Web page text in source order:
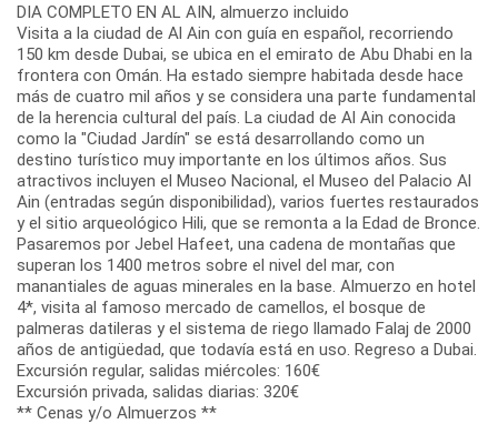
DIA COMPLETO EN AL AIN, almuerzo incluido
Visita a la ciudad de Al Ain con guía en español, recorriendo
150 km desde Dubai, se ubica en el emirato de Abu Dhabi en la
frontera con Omán. Ha estado siempre habitada desde hace
más de cuatro mil años y se considera una parte fundamental
de la herencia cultural del país. La ciudad de Al Ain conocida
como la "Ciudad Jardín" se está desarrollando como un
destino turístico muy importante en los últimos años. Sus
atractivos incluyen el Museo Nacional, el Museo del Palacio Al
Ain (entradas según disponibilidad), varios fuertes restaurados
y el sitio arqueológico Hili, que se remonta a la Edad de Bronce.
Pasaremos por Jebel Hafeet, una cadena de montañas que
superan los 1400 metros sobre el nivel del mar, con
manantiales de aguas minerales en la base. Almuerzo en hotel
4*, visita al famoso mercado de camellos, el bosque de
palmeras datileras y el sistema de riego llamado Falaj de 2000
años de antigüedad, que todavía está en uso. Regreso a Dubai.
Excursión regular, salidas miércoles: 160€
Excursión privada, salidas diarias: 320€
** Cenas y/o Almuerzos **